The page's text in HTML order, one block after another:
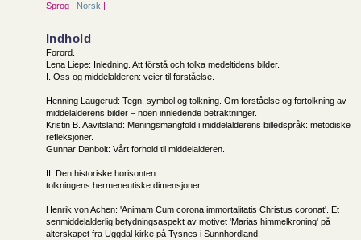
Sprog | Norsk |
Indhold
Forord.
Lena Liepe: Inledning. Att förstå och tolka medeltidens bilder.
I. Oss og middelalderen: veier til forståelse.
Henning Laugerud: Tegn, symbol og tolkning. Om forståelse og fortolkning av
middelalderens bilder – noen innledende betraktninger.
Kristin B. Aavitsland: Meningsmangfold i middelalderens billedspråk: metodiske
refleksjoner.
Gunnar Danbolt: Vårt forhold til middelalderen.
II. Den historiske horisonten:
tolkningens hermeneutiske dimensjoner.
Henrik von Achen: 'Animam Cum corona immortalitatis Christus coronat'. Et
senmiddelalderlig betydningsaspekt av motivet 'Marias himmelkroning' på
alterskapet fra Uggdal kirke på Tysnes i Sunnhordland.